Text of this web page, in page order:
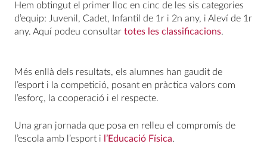
Hem obtingut el primer lloc en cinc de les sis categories
d’equip: Juvenil, Cadet, Infantil de 1r i 2n any, i Aleví de 1r
any. Aquí podeu consultar totes les classificacions.
Més enllà dels resultats, els alumnes han gaudit de
l’esport i la competició, posant en pràctica valors com
l’esforç, la cooperació i el respecte.
Una gran jornada que posa en relleu el compromís de
l’escola amb l’esport i
l’Educació Física.